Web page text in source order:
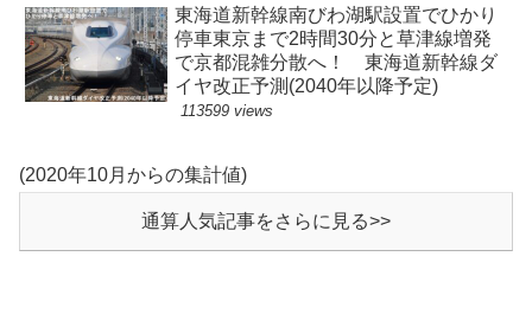
東海道新幹線南びわ湖駅設置でひかり
停車東京まで2時間30分と草津線増発
で京都混雑分散へ！ 東海道新幹線ダ
イヤ改正予測(2040年以降予定)
113599 views
(2020年10月からの集計値)
通算人気記事をさらに見る>>